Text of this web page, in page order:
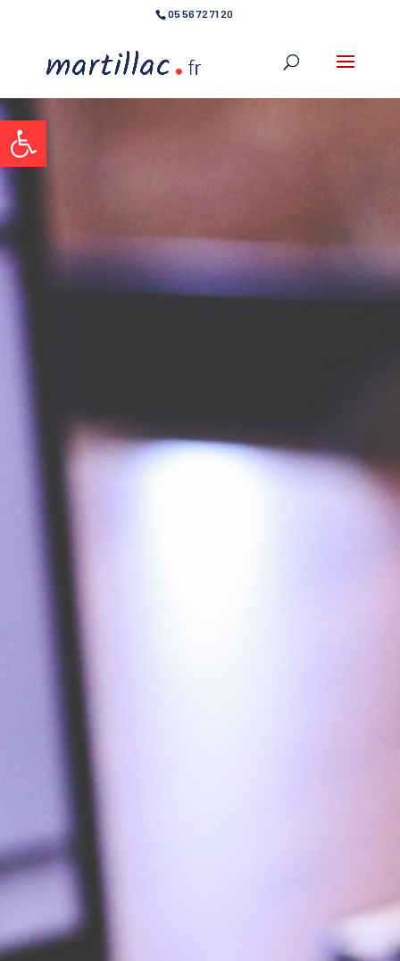
Ouvrir la barre d’outils
05 56 72 71 20